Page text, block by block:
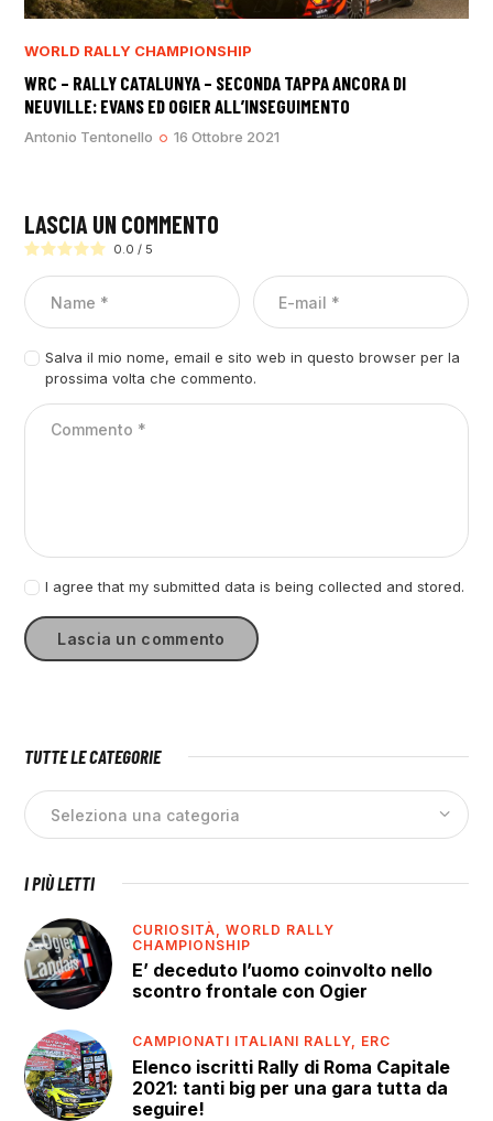
WORLD RALLY CHAMPIONSHIP
WRC – RALLY CATALUNYA – SECONDA TAPPA ANCORA DI
NEUVILLE: EVANS ED OGIER ALL’INSEGUIMENTO
Antonio Tentonello 16 Ottobre 2021
LASCIA UN COMMENTO
0.0 / 5
Salva il mio nome, email e sito web in questo browser per la
prossima volta che commento.
I agree that my submitted data is being collected and stored.
TUTTE LE CATEGORIE
I PIÙ LETTI
CURIOSITÀ,WORLD RALLY
CHAMPIONSHIP
E’ deceduto l’uomo coinvolto nello
scontro frontale con Ogier
CAMPIONATI ITALIANI RALLY, ERC
Elenco iscritti Rally di Roma Capitale
2021: tanti big per una gara tutta da
seguire!